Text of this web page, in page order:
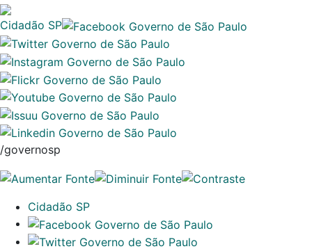
Cidadão SP
/governosp
Cidadão SP